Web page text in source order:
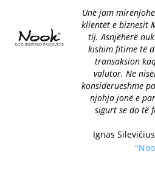
Unë jam
klientët e biznesit
tij. Asnjëherë
kishim fitime të
transaksion
valutor. Ne
konsiderueshme
njohja jonë e
sigurt se do të
Ignas